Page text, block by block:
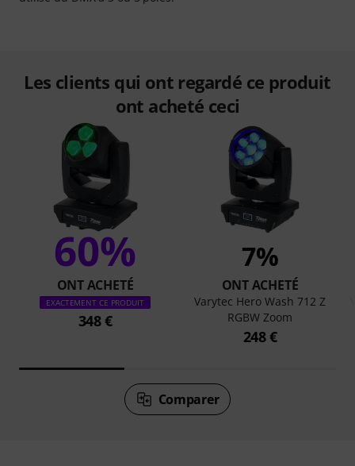
Les clients qui ont regardé ce produit
ont acheté ceci
60%
ONT ACHETÉ
EXACTEMENT CE PRODUIT
348 €
7%
ONT ACHETÉ
Varytec Hero Wash 712 Z
RGBW Zoom
248 €
Comparer